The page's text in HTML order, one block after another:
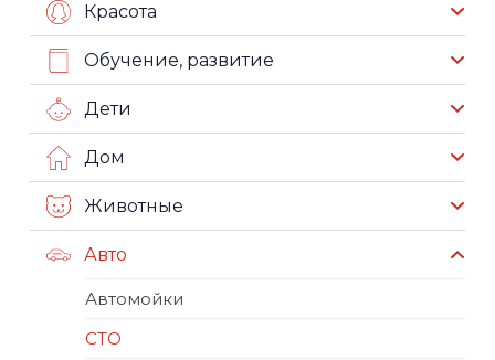
Красота
Обучение, развитие
Дети
Дом
Животные
Авто
Автомойки
СТО